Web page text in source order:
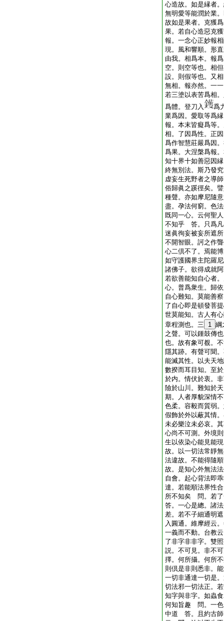
心造故。如是縁者
無明愛等能潤於業
故如是果者。克獲
果。若自心造惡克
報。一念心正妙報
現。風和響順。形
由我。相爲本。報
空。則空等也。相
設。則假等也。又
無相。報亦然。一
若三塗以表苦爲相
爲體。登刀入
爲
業爲因。愛取等爲
報。本末皆癡爲等
相。了因爲性。正
爲作智慧莊嚴爲因
爲果。大涅槃爲報
知十界十如善惡因
終無別法。斯乃發
虚妄生死野者之導
俗歸眞之蹊徑矣。
種聲。亦如摩尼隨
盡。孕法何窮。色
既同一心。云何聖
不知乎 答。只爲凡
迷眞徇妄被妄所遮
不開智眼。訶之作
心二倶不了。焉能
如守護國界主陀羅
諸佛子。欲得成就
若欲善能知自心者
心。普爲衆生。歸
自心難知。莫能善
了自心即是頓發菩
世莫能知。古人有
章程測也。三
1 綱
之聲。可以鍾鼓傳
也。故有象可覩。
隱其跡。有聲可聞
能滅其性。以夫天
數揆而耳目知。至
於内。情伏於衷。
險於山川。難知於
期。人者厚貌深情
色柔。容毅而質弱
假飾於外以蔽其情
未必樂泣未必哀。
心尚不可測。外境
生以依染心能見能
故。以一切法常靜
法違故。不能得隨
故。是知心外無法
自會。起心背法即
達。若能順法界性
所不知矣 問。若了
答。一心是總。諸
差。若不子細通明
入圓通。維摩經云
一義而不動。台教
了非字非非字。雙
説。不可見。非不
擇。何所攝。何所
則倶是非則悉非。
一切非通達一切是
切法邪一切法正。
知字與非字。如蟲
何知旨趣 問。一色
中道 答。且約古師